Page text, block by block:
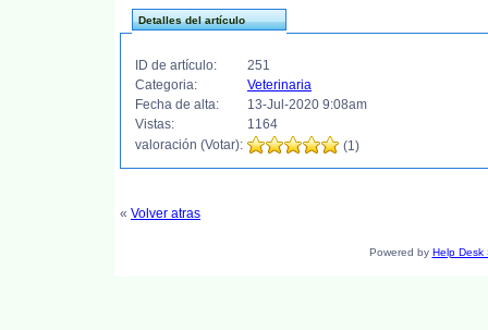
Detalles del artículo
ID de artículo:
251
Categoria:
Veterinaria
Fecha de alta:
13-Jul-2020 9:08am
Vistas:
1164
valoración (Votar):
(1)
« Volver atras
Powered by Help Desk